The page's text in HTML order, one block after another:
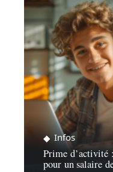
Infos
Prime d’activité
pour un salaire